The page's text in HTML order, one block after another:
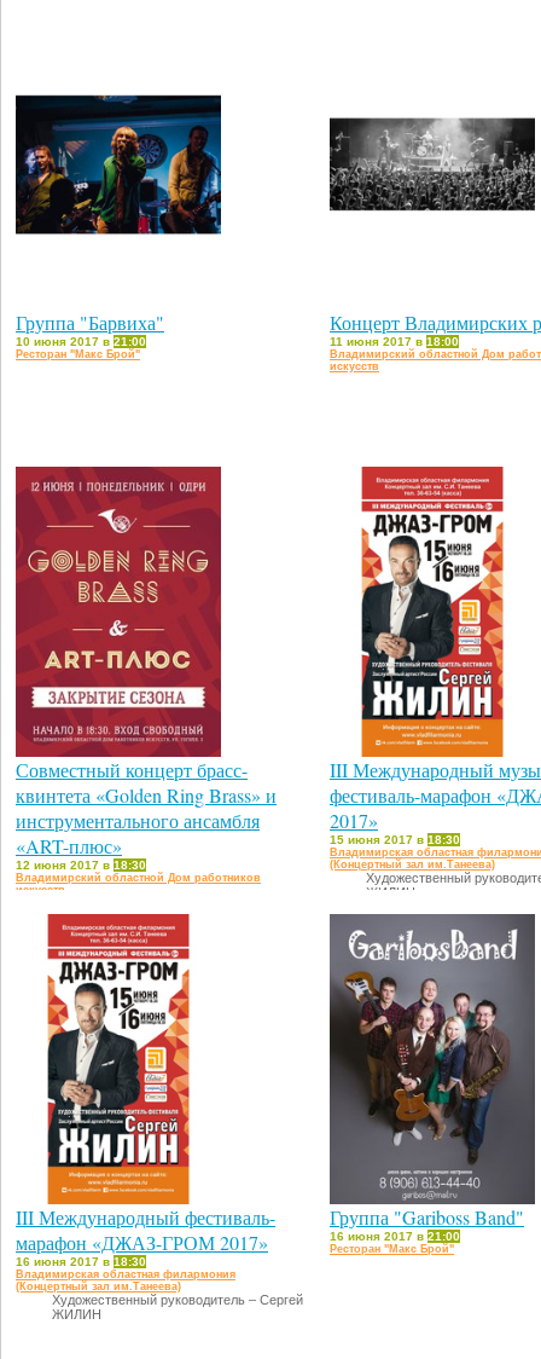
Группа "Барвиха"
10 июня 2017 в 21:00
Ресторан "Макс Брой"
Концерт Владимирских
11 июня 2017 в 18:00
Владимирский областной Дом
искусств
Совместный концерт брасс-
квинтета «Golden Ring Brass» и
инструментального ансамбля
«ART-плюс»
12 июня 2017 в 18:30
Владимирский областной Дом работников
искусств
III Международный
фестиваль-марафон
2017»
15 июня 2017 в 18:30
Владимирская областная
(Концертный зал им.Танеева)
Художественный
ЖИЛИН
III Международный фестиваль-
марафон «ДЖАЗ-ГРОМ 2017»
16 июня 2017 в 18:30
Владимирская областная филармония
(Концертный зал им.Танеева)
Художественный руководитель – Сергей
ЖИЛИН
Группа "Gariboss Band"
16 июня 2017 в 21:00
Ресторан "Макс Брой"